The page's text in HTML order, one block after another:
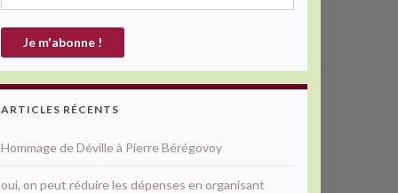
ARTICLES RÉCENTS
Hommage de Déville à Pierre Bérégovoy
oui, on peut réduire les dépenses en organisant